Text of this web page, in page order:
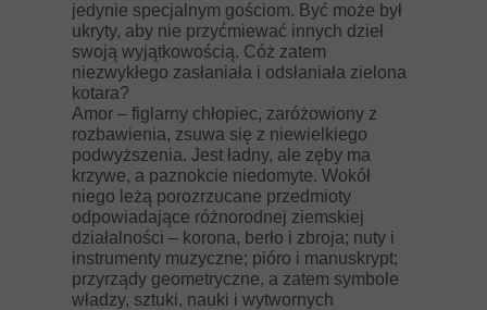
jedynie specjalnym gościom. Być może był
ukryty, aby nie przyćmiewać innych dzieł
swoją wyjątkowością. Cóż zatem
niezwykłego zasłaniała i odsłaniała zielona
kotara?
Amor – figlarny chłopiec, zaróżowiony z
rozbawienia, zsuwa się z niewielkiego
podwyższenia. Jest ładny, ale zęby ma
krzywe, a paznokcie niedomyte. Wokół
niego leżą porozrzucane przedmioty
odpowiadające różnorodnej ziemskiej
działalności – korona, berło i zbroja; nuty i
instrumenty muzyczne; pióro i manuskrypt;
przyrządy geometryczne, a zatem symbole
władzy, sztuki, nauki i wytwornych